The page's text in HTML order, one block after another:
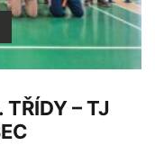
TŘÍDY – TJ